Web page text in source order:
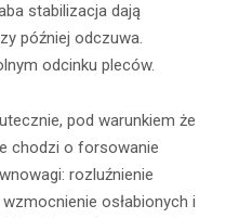
stabilizacja dają
później odczuwa.
odcinku pleców.
pod warunkiem że
chodzi o forsowanie
rozluźnienie
osłabionych i